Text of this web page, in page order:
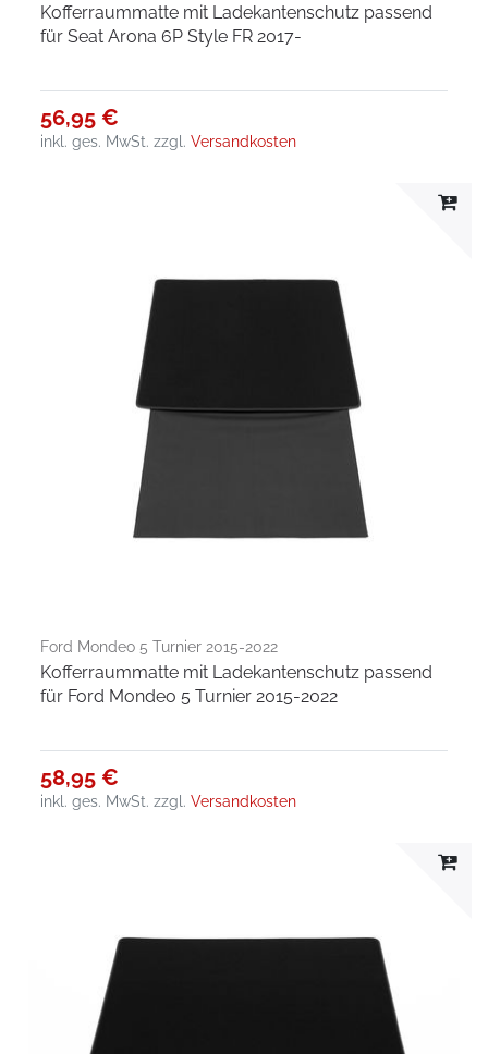
Kofferraummatte mit Ladekantenschutz passend
für Seat Arona 6P Style FR 2017-
56,95 €
inkl. ges. MwSt. zzgl.Versandkosten
Ford Mondeo 5 Turnier 2015-2022
Kofferraummatte mit Ladekantenschutz passend
für Ford Mondeo 5 Turnier 2015-2022
58,95 €
inkl. ges. MwSt. zzgl.Versandkosten